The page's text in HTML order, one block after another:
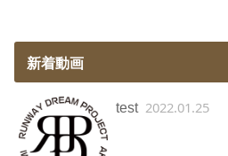
新着動画
test 2022.01.25